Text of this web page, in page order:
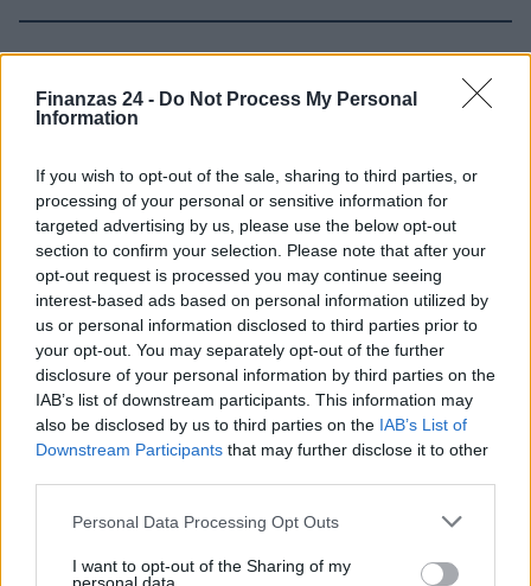
Finanzas 24 - Do Not Process My Personal
Information
If you wish to opt-out of the sale, sharing to third parties, or
processing of your personal or sensitive information for
targeted advertising by us, please use the below opt-out
section to confirm your selection. Please note that after your
opt-out request is processed you may continue seeing
interest-based ads based on personal information utilized by
us or personal information disclosed to third parties prior to
your opt-out. You may separately opt-out of the further
disclosure of your personal information by third parties on the
IAB’s list of downstream participants. This information may
also be disclosed by us to third parties on the IAB’s List of
Downstream Participants that may further disclose it to other
Please note that this website/app uses one or more Google
not limited to your visit or usage behaviour. You may click to
Personal Data Processing Opt Outs
I want to opt-out of the Sharing of my
Sigue leyendo
CRIPTOMONEDAS
Cotización de criptomonedas: evolución y perspectivas en 2026
Diego Martín · 8 Ago 2026